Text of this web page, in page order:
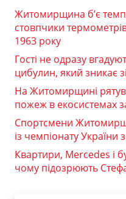
Житомирщина б’є
стовпчики
1963 року
Гості не одразу
цибулин, який зникає
На Житомирщині
пожеж в екосистемах
Спортсмени
із чемпіонату України
Квартири, Mercedes і
чому підозрюють